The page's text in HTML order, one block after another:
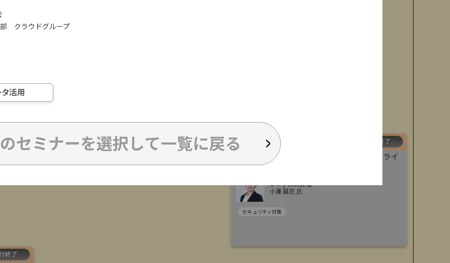
「最新パソコンがもったいない！」投資を無
ITインフラ整備 [A33 13:00 ~ 13:30 受付終了
もう準備は始めていますか？ 経産省サプライ
チェーン強化に向けた評価制度への対策
Ｓｋｙ株式会社
小澤 風花 氏
セキュリティ対策
終了
クラウドグループ
活用
セミナーを選択して一覧に戻る